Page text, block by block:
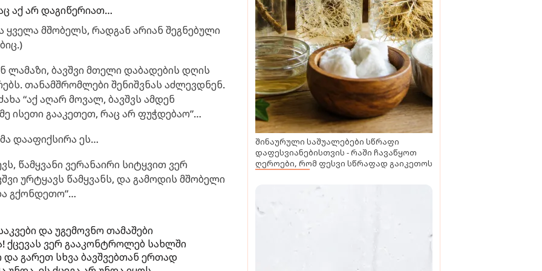
აქ არ დაგიწერიათ…
ყველა მშობელს, რადგან არიან შეგნებული
ლამაზი, ბავშვი მთელი დაბადების დღის
თანამშრომლები შენიშვნას აძლევდნენ.
“აქ აღარ მოვალ, ბავშვს ამდენ
ისეთი გააკეთეთ, რაც არ ფუჭდებაო”…
დააფიქსირა ეს…
წამყვანი ვერანაირი სიტყვით ვერ
ურტყავს წამყვანს, და გამოდის მშობელი
გქონდეთო”…
და უგემოვნო თამაშები
ქცევას ვერ გააკონტროლებ სახლში
და გარეთ სხვა ბავშვებთან ერთად
შინაურული საშუალებები სწრაფი
დაფესვიანებისთვის - რაში ჩავაწყოთ
ღეროები, რომ ფესვი სწრაფად გაიკეთოს